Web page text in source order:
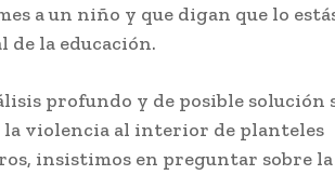
a un niño y que digan que lo
de la educación.
profundo y de posible solución
la violencia al interior de planteles
insistimos en preguntar sobre la